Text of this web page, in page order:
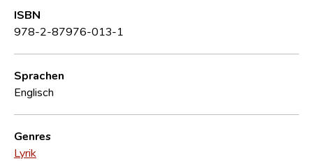
ISBN
978-2-87976-013-1
Sprachen
Englisch
Genres
Lyrik